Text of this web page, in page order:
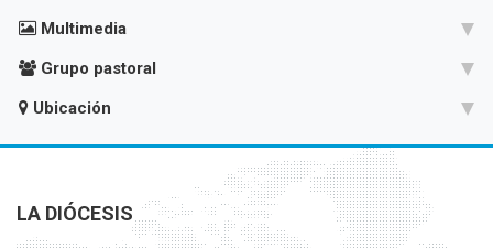
Multimedia
Grupo pastoral
Ubicación
LA DIÓCESIS